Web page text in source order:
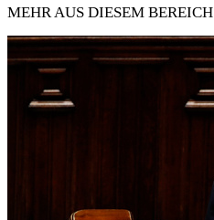
MEHR AUS DIESEM BEREICH